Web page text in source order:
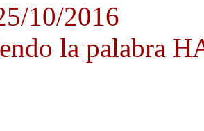
10/2016
la palabra